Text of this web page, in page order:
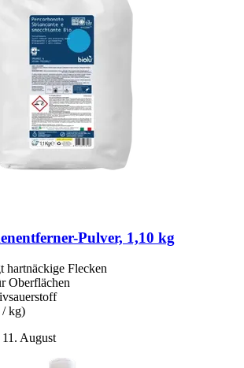
​Pulver, 1,10 kg
hartnäckige Flecken
Oberflächen
/ kg)
August